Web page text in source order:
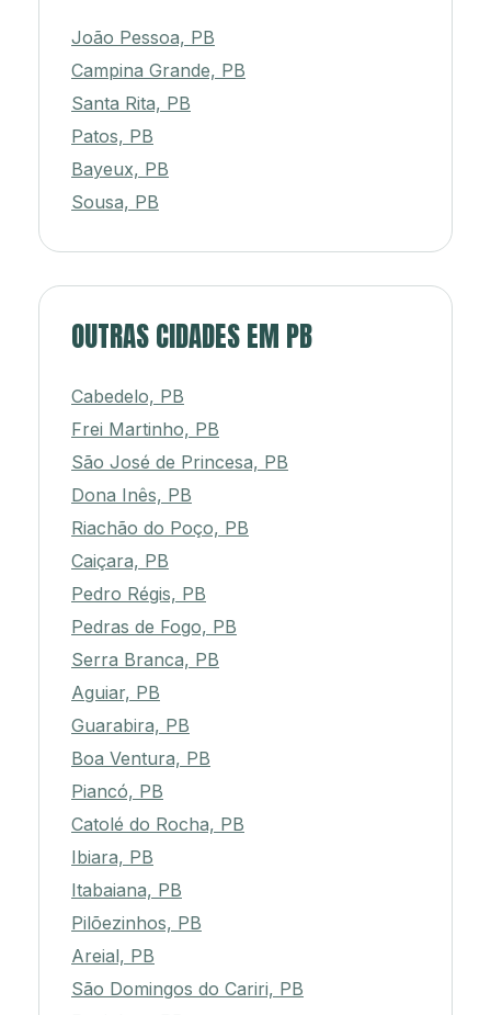
João Pessoa, PB
Campina Grande, PB
Santa Rita, PB
Patos, PB
Bayeux, PB
Sousa, PB
OUTRAS CIDADES EM PB
Cabedelo, PB
Frei Martinho, PB
São José de Princesa, PB
Dona Inês, PB
Riachão do Poço, PB
Caiçara, PB
Pedro Régis, PB
Pedras de Fogo, PB
Serra Branca, PB
Aguiar, PB
Guarabira, PB
Boa Ventura, PB
Piancó, PB
Catolé do Rocha, PB
Ibiara, PB
Itabaiana, PB
Pilõezinhos, PB
Areial, PB
São Domingos do Cariri, PB